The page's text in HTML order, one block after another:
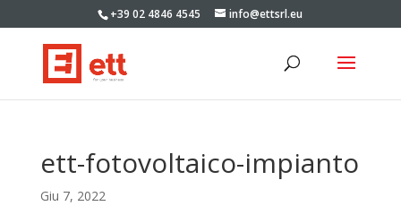
+39 02 4846 4545 info@ettsrl.eu
ett-fotovoltaico-impianto
Giu 7, 2022